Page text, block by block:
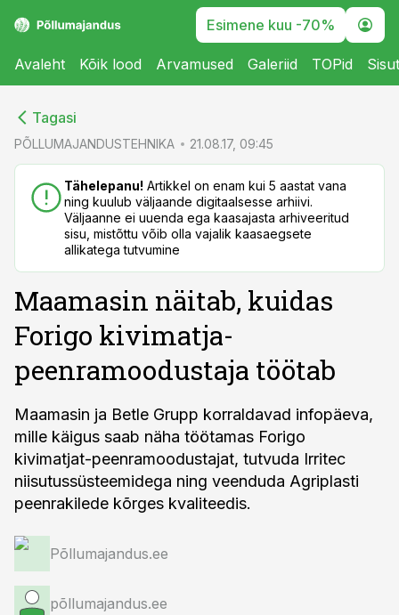
Esimene kuu -70%
Avaleht Kõik lood Arvamused Galeriid TOPid
Tagasi
PÕLLUMAJANDUSTEHNIKA 21.08.17, 09:45
Tähelepanu! Artikkel on enam kui 5 aastat vana
ning kuulub väljaande digitaalsesse arhiivi.
Väljaanne ei uuenda ega kaasajasta arhiveeritud
sisu, mistõttu võib olla vajalik kaasaegsete
allikatega tutvumine
Maamasin näitab, kuidas
Forigo kivimatja-
peenramoodustaja töötab
Maamasin ja Betle Grupp korraldavad infopäeva,
mille käigus saab näha töötamas Forigo
kivimatjat-peenramoodustajat, tutvuda Irritec
niisutussüsteemidega ning veenduda Agriplasti
peenrakilede kõrges kvaliteedis.
Põllumajandus.ee
põllumajandus.ee